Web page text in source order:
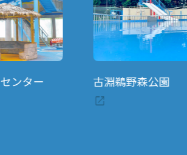
ンター 古淵鵜野森公園